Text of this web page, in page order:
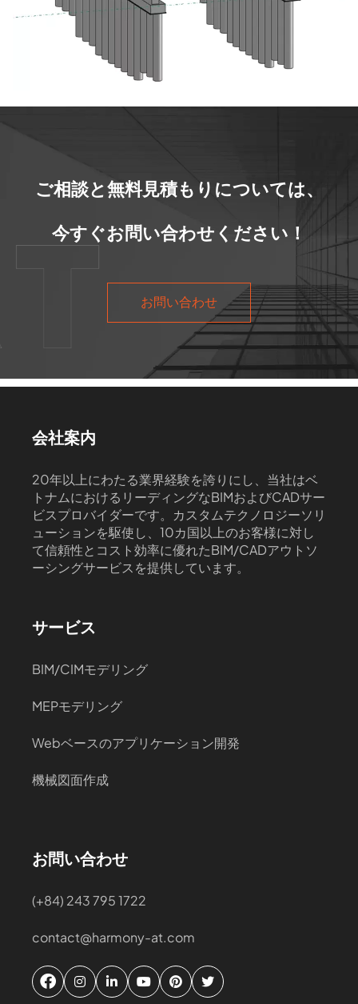
ご相談と無料見積もりについては、
今すぐお問い合わせください！
お問い合わせ
会社案内
20年以上にわたる業界経験を誇りにし、当社はベ
トナムにおけるリーディングなBIMおよびCADサー
ビスプロバイダーです。カスタムテクノロジーソリ
ューションを駆使し、10カ国以上のお客様に対し
て信頼性とコスト効率に優れたBIM/CADアウトソ
ーシングサービスを提供しています。
サービス
BIM/CIMモデリング
MEPモデリング
Webベースのアプリケーション開発
機械図面作成
お問い合わせ
(+84) 243 795 1722
contact@harmony-at.com